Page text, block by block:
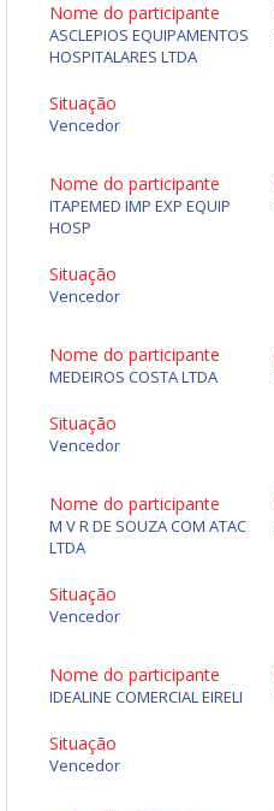
Nome do participante
ASCLEPIOS EQUIPAMENTOS
HOSPITALARES LTDA
Situação
Vencedor
Nome do participante
ITAPEMED IMP EXP EQUIP
HOSP
Situação
Vencedor
Nome do participante
MEDEIROS COSTA LTDA
Situação
Vencedor
Nome do participante
M V R DE SOUZA COM ATAC
LTDA
Situação
Vencedor
Nome do participante
IDEALINE COMERCIAL EIRELI
Situação
Vencedor